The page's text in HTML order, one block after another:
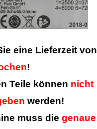
eine Lieferzeit von
!
Teile können nicht
werden!
muss die genaue